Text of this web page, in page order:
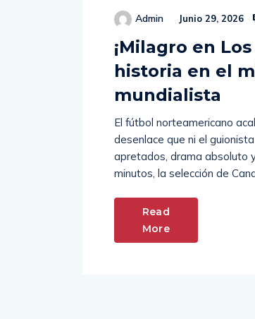
Admin Junio 29, 2026
¡Milagro en
historia en el
mundialista
El fútbol norteamericano
desenlace que ni el
apretados, drama absoluto
minutos, la selección de
Read
More